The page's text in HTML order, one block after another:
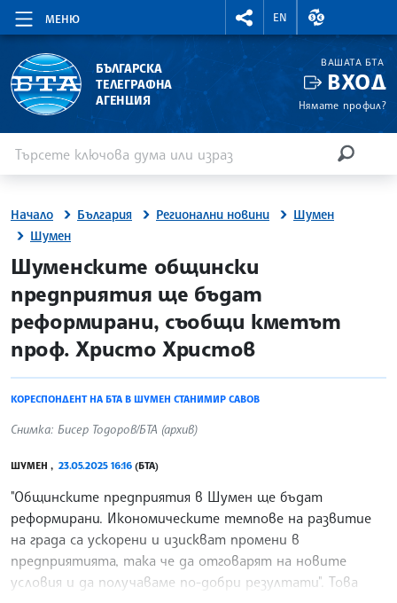
МЕНЮ
RIGHTMENU.SOCIAL
EN
ВАЛУТНИ
БЪЛГАРСКА
ТЕЛЕГРАФНА
АГЕНЦИЯ
ВАШАТА БТА
ВХОД
Нямате профил?
Начало България Регионални новини
Шумен
Шумен
site.bta
Шуменските общински
предприятия ще бъдат
реформирани, съобщи кметът
проф. Христо Христов
КОРЕСПОНДЕНТ НА БТА В ШУМЕН СТАНИМИР САВОВ
Снимка: Бисер Тодоров/БТА (архив)
ШУМЕН , 23.05.2025 16:16 (БТА)
"Общинските предприятия в Шумен ще бъдат
реформирани. Икономическите темпове на развитие
на града са ускорени и изискват промени в
предприятията, така че да отговарят на новите
условия и да получаваме по-добри резултати". Това